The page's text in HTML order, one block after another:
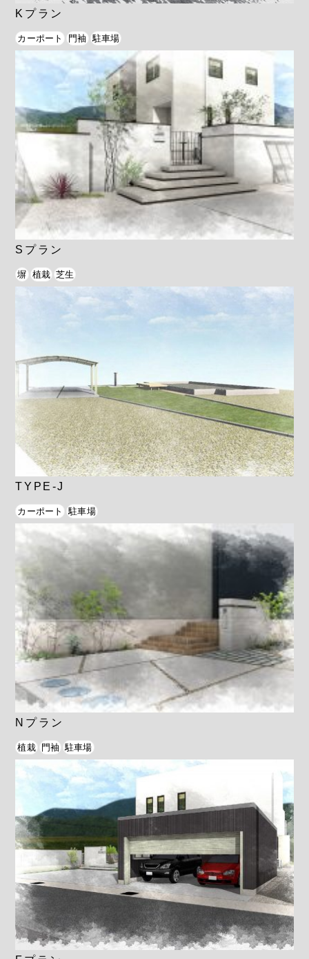
Kプラン
カーポート 門袖 駐車場
Sプラン
塀 植栽 芝生
TYPE-J
カーポート 駐車場
Nプラン
植栽 門袖 駐車場